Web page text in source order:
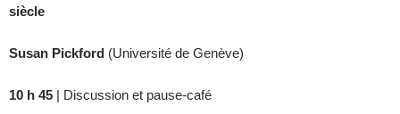
siècle
Susan Pickford (Université de Genève)
10 h 45 | Discussion et pause-café